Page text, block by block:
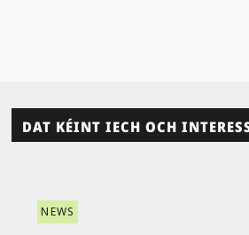
DAT KÉINT IECH OCH
NEWS